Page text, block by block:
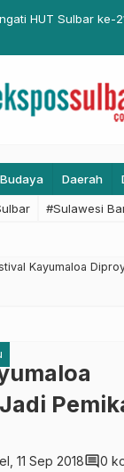
dan Tepat
Perkuat
Budaya Daerah
#Sulawesi
Kayumaloa
11 Sep 2018comment0